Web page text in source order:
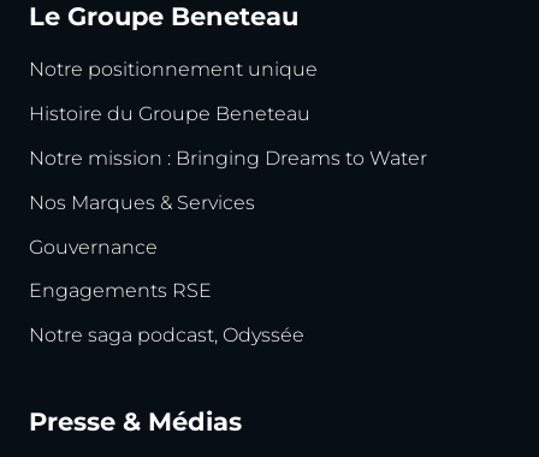
Le Groupe Beneteau
Notre positionnement unique
Histoire du Groupe Beneteau
Notre mission : Bringing Dreams to Water
Nos Marques & Services
Gouvernance
Engagements RSE
Notre saga podcast, Odyssée
Presse & Médias